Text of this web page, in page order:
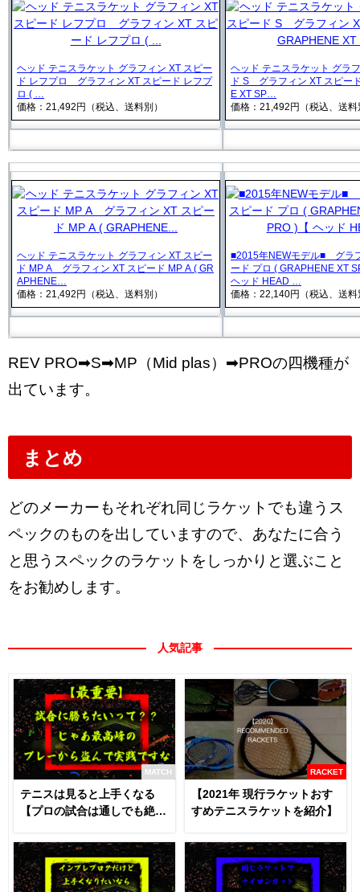
ヘッド テニスラケット グラフィン XT スピー
ド レフプロ グラフィン XT スピード レフプ
ロ ( …
価格：21,492円（税込、送料別）
ヘッド テニスラケット グラ
ド S グラフィン XT スピー
E XT SP…
価格：21,492円（税込、送料
ヘッド テニスラケット グラフィン XT スピー
ド MP A グラフィン XT スピード MP A ( GR
APHENE…
価格：21,492円（税込、送料別）
■2015年NEWモデル■ グラ
ード プロ ( GRAPHENE XT
ヘッド HEAD …
価格：22,140円（税込、送料
REV PRO➡S➡MP（Mid plas）➡PROの四機種が
出ています。
まとめ
どのメーカーもそれぞれ同じラケットでも違うス
ペックのものを出していますので、あなたに合う
と思うスペックのラケットをしっかりと選ぶこと
をお勧めします。
人気記事
MATCH
テニスは見ると上手くなる
【プロの試合は通しでも絶対
RACKET
【2021年 現行ラケットおす
すめテニスラケットを紹介】